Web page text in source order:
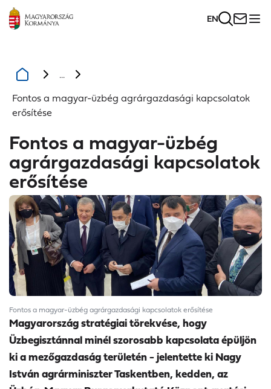
EN
...
Fontos a magyar-üzbég agrárgazdasági kapcsolatok
erősítése
Fontos a magyar-üzbég
agrárgazdasági kapcsolatok
erősítése
Fontos a magyar-üzbég agrárgazdasági kapcsolatok erősítése
Magyarország stratégiai törekvése, hogy
Üzbegisztánnal minél szorosabb kapcsolata épüljön
ki a mezőgazdaság területén - jelentette ki Nagy
István agrárminiszter Taskentben, kedden, az